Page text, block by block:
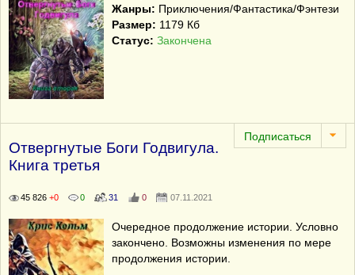
Жанры: Приключения/Фантастика/Фэнтези
Размер: 1179 Кб
Статус: Закончена
Отвергнутые Боги Годвигула.
Книга третья
45 826 +0 0 31 0 07.11.2021
Очередное продолжение истории. Условно
закончено. Возможны изменения по мере
продолжения истории.